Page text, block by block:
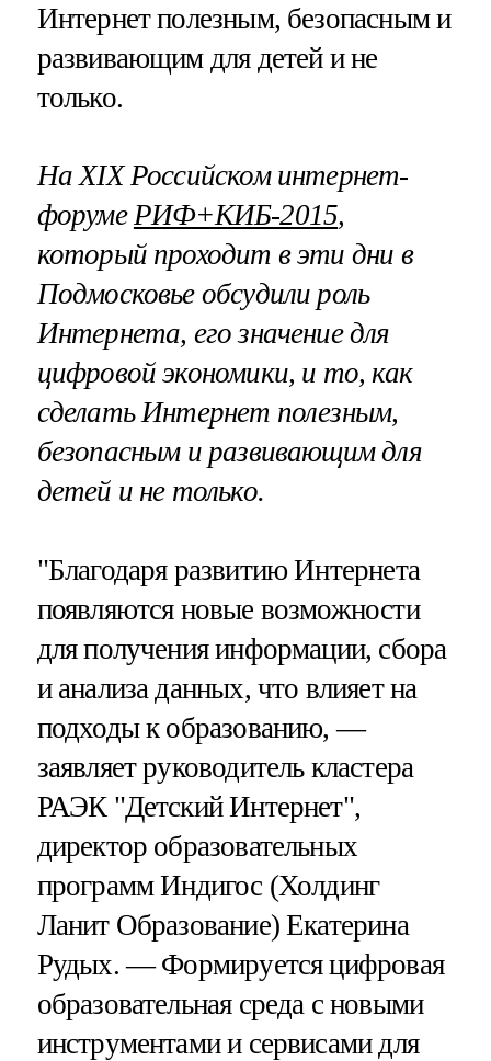
Интернет полезным, безопасным и
развивающим для детей и не
только.
На XIX Российском интернет-
форумеРИФ+КИБ-2015,
который проходит в эти дни в
Подмосковье обсудили роль
Интернета, его значение для
цифровой экономики, и то, как
сделать Интернет полезным,
безопасным и развивающим для
детей и не только.
"Благодаря развитию Интернета
появляются новые возможности
для получения информации, сбора
и анализа данных, что влияет на
подходы к образованию, —
заявляет руководитель кластера
РАЭК "Детский Интернет",
директор образовательных
программ Индигос (Холдинг
Ланит Образование) Екатерина
Рудых. — Формируется цифровая
образовательная среда с новыми
инструментами и сервисами для